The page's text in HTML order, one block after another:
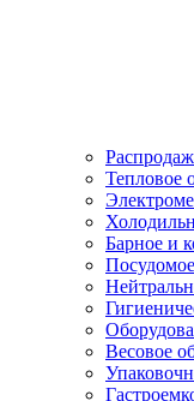
Тепловое
Барное и
Весовое